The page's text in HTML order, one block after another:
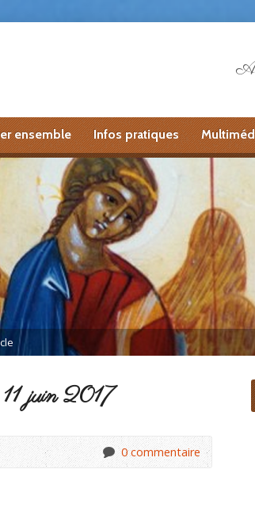
ensemble Infos pratiques
juin 2017
0 commentaire